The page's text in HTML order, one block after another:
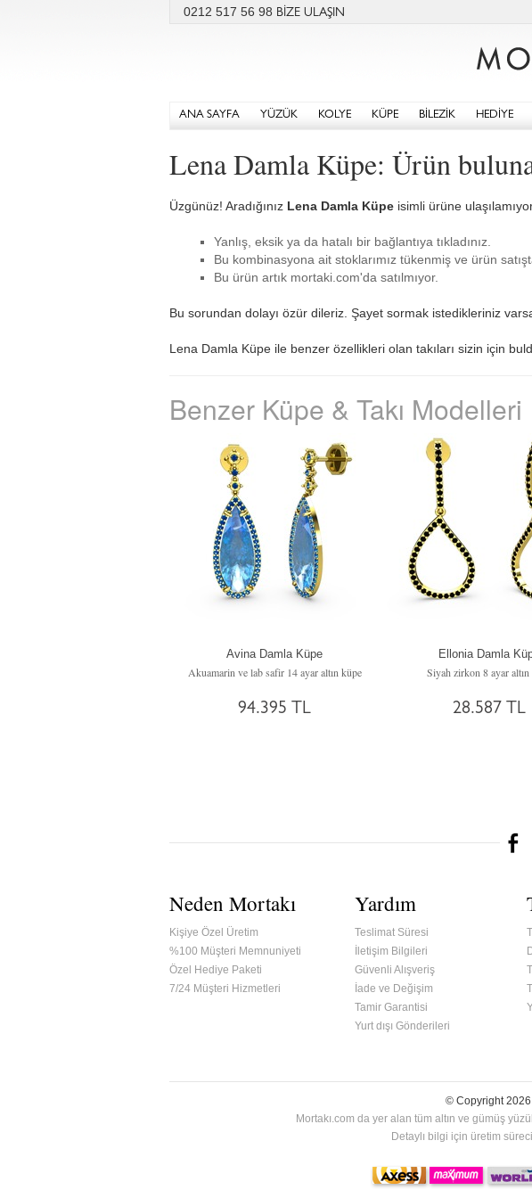
0212 517 56 98 BİZE ULAŞIN
ANA SAYFA YÜZÜK KOLYE KÜPE BİLEZİK HEDİYE
Lena Damla Küpe: Ürün
Üzgünüz! Aradığınız Lena Damla Küpe isimli ürüne
Yanlış, eksik ya da hatalı bir bağlantıya tıkladınız.
Bu kombinasyona ait stoklarımız tükenmiş ve ürün
Bu ürün artık mortaki.com'da satılmıyor.
Bu sorundan dolayı özür dileriz. Şayet sormak istedikleriniz
Lena Damla Küpe ile benzer özellikleri olan takıları sizin için
Benzer Küpe & Takı Modelleri
Avina Damla Küpe
Akuamarin ve lab safir 14 ayar altın küpe
94.395 TL
Ellonia Damla
Siyah zirkon 8 ayar altın
28.587 TL
Neden Mortakı
Kişiye Özel Üretim
%100 Müşteri Memnuniyeti
Özel Hediye Paketi
7/24 Müşteri Hizmetleri
Yardım
Teslimat Süresi
İletişim Bilgileri
Güvenli Alışveriş
İade ve Değişim
Tamir Garantisi
Yurt dışı Gönderileri
© Copyright
Mortakı.com da yer alan tüm altın ve gümüş
Detaylı bilgi için üretim